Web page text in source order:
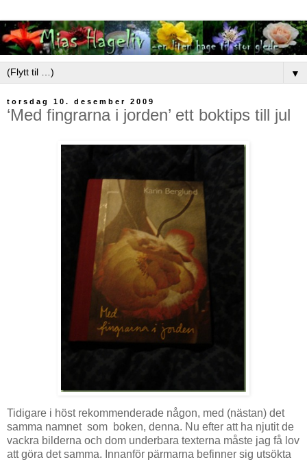
▼
torsdag 10. desember 2009
‘Med fingrarna i jorden’ ett boktips till jul
Tidigare i höst rekommenderade någon, med (nästan) det
samma namnet som boken, denna. Nu efter att ha njutit de
vackra bilderna och dom underbara texterna måste jag få lov
att göra det samma. Innanför pärmarna befinner sig utsökta